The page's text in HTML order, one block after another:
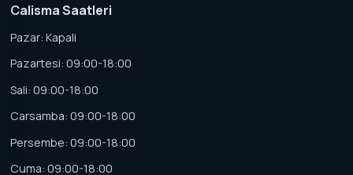
Calisma Saatleri
Pazar: Kapali
Pazartesi: 09:00-18:00
Sali: 09:00-18:00
Carsamba: 09:00-18:00
Persembe: 09:00-18:00
Cuma: 09:00-18:00